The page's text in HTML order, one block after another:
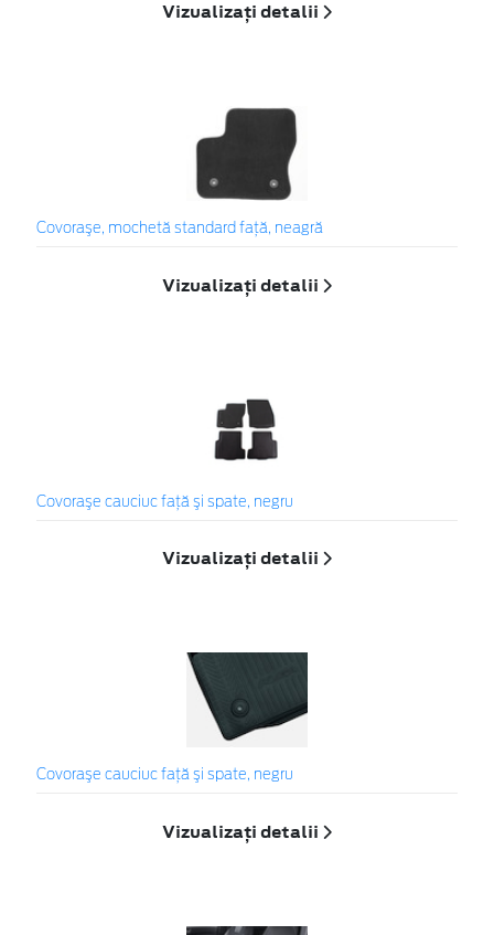
Vizualizați detalii
Covoraşe, mochetă standard faţă, neagră
Vizualizați detalii
Covoraşe cauciuc faţă şi spate, negru
Vizualizați detalii
Covoraşe cauciuc faţă şi spate, negru
Vizualizați detalii